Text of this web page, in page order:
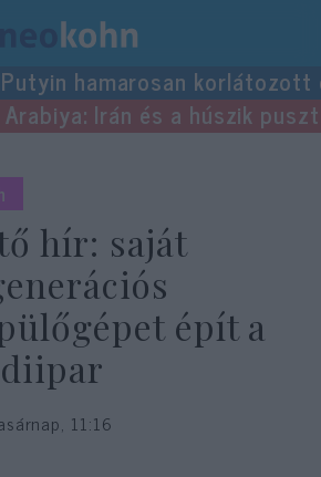
hamarosan
Arabiya: Irán és a húszik
hír: saját
épít a
11:16